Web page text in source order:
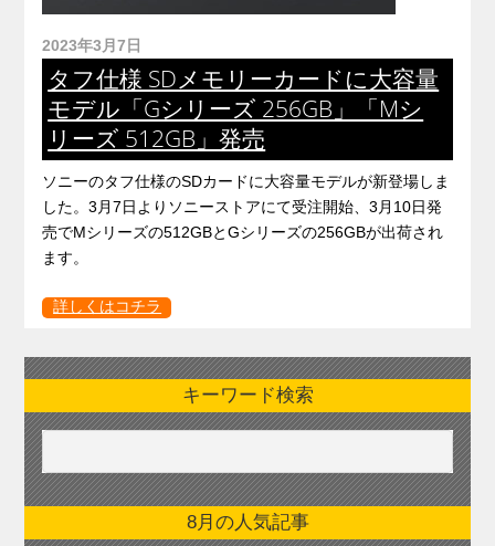
2023年3月7日
タフ仕様 SDメモリーカードに大容量
モデル「Gシリーズ 256GB」「Mシ
リーズ 512GB」発売
ソニーのタフ仕様のSDカードに大容量モデルが新登場しま
した。3月7日よりソニーストアにて受注開始、3月10日発
売でMシリーズの512GBとGシリーズの256GBが出荷され
ます。
詳しくはコチラ
キーワード検索
8月の人気記事